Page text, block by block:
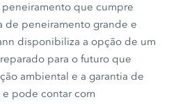
que cumpre
de peneiramento grande e
disponibiliza a opção de um
para o futuro que
ambiental e a garantia de
pode contar com